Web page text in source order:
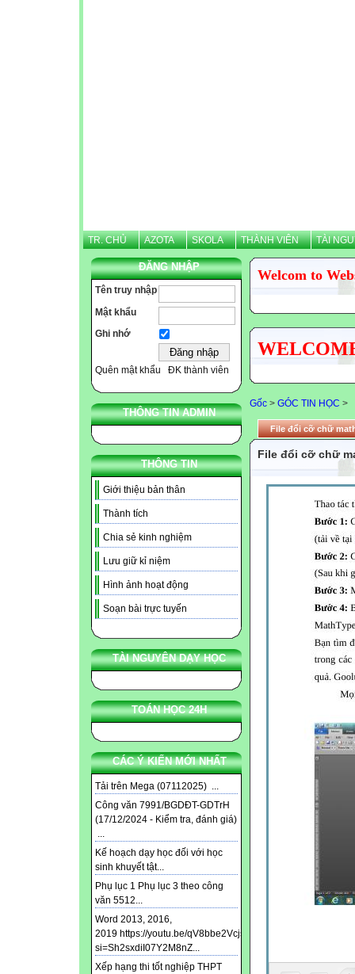
TR. CHỦ AZOTA SKOLA THÀNH VIÊN TÀI
ĐĂNG NHẬP
Tên truy nhập
Mật khẩu
Ghi nhớ
Quên mật khẩu ĐK thành viên
THÔNG TIN ADMIN
THÔNG TIN
Giới thiệu bản thân
Thành tích
Chia sẻ kinh nghiệm
Lưu giữ kỉ niệm
Hình ảnh hoạt động
Soạn bài trực tuyến
TÀI NGUYÊN DẠY HỌC
TOÁN HỌC 24H
CÁC Ý KIẾN MỚI NHẤT
Tải trên Mega (07112025) ...
Công văn 7991/BGDĐT-GDTrH
(17/12/2024 - Kiểm tra, đánh giá)
...
Kế hoạch dạy học đối với học
sinh khuyết tật...
Phụ lục 1 Phụ lục 3 theo công
văn 5512...
Word 2013, 2016,
2019 https://youtu.be/qV8bbe2Vcjs?
si=Sh2sxdiI07Y2M8nZ...
Xếp hạng thi tốt nghiệp THPT
Welcom to
Gốc > GÓC TIN HỌC >
File đổi cỡ chữ
File đổi cỡ chữ